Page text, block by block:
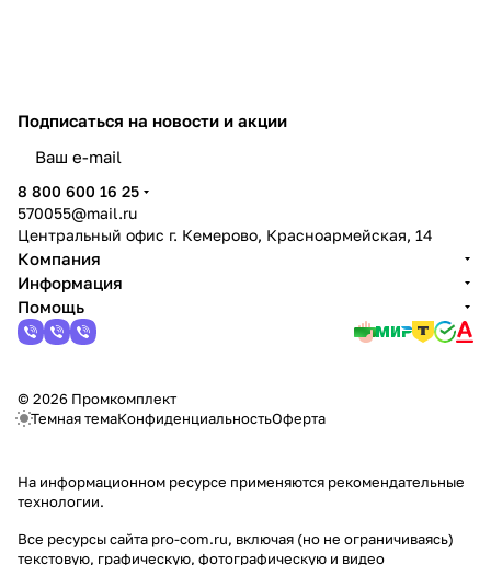
Подписаться на новости и акции
8 800 600 16 25
570055@mail.ru
Центральный офис г. Кемерово, Красноармейская, 14
Компания
Информация
Помощь
© 2026 Промкомплект
Темная темаКонфиденциальностьОферта
На информационном ресурсе применяются рекомендательные
технологии.
Все ресурсы сайта pro-com.ru, включая (но не ограничиваясь)
текстовую, графическую, фотографическую и видео